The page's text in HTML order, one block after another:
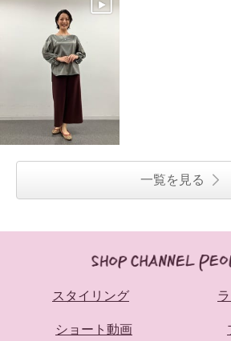
一覧を見る
スタイリング
ショート動画